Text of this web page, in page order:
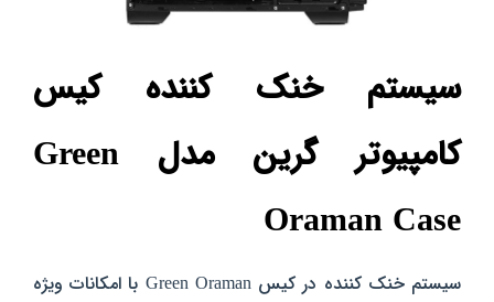
سیستم خنک کننده کیس
کامپیوتر گرین مدل Green
Oraman Case
سیستم خنک کننده در کیس Green Oraman با امکانات ویژه‌